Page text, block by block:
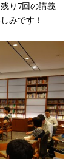
り7回の講義
みです！